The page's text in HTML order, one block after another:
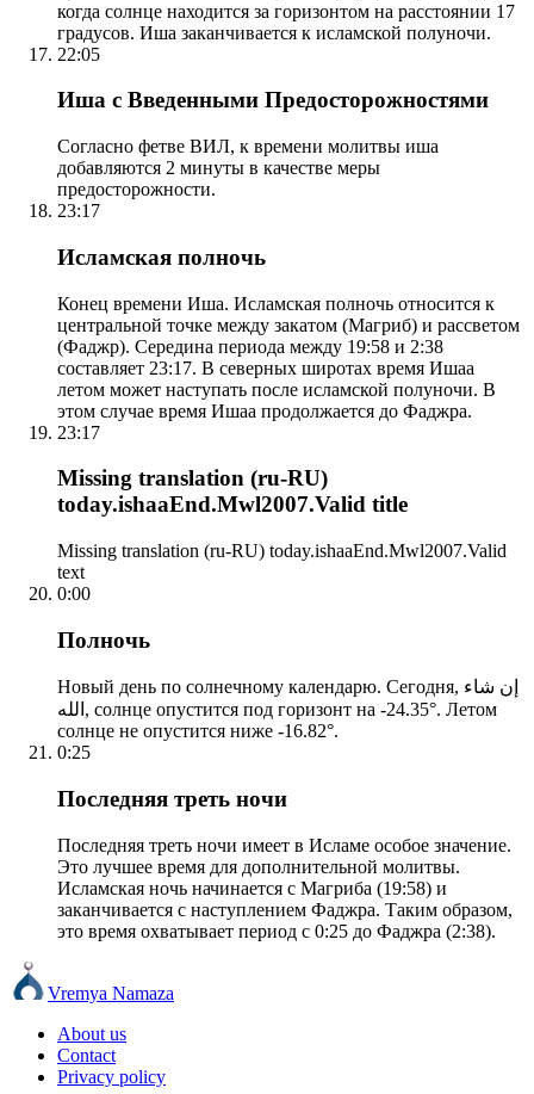
когда солнце находится за горизонтом на расстоянии 17
градусов. Иша заканчивается к исламской полуночи.
22:05
Иша с Введенными Предосторожностями
Согласно фетве ВИЛ, к времени молитвы иша
добавляются 2 минуты в качестве меры
предосторожности.
23:17
Исламская полночь
Конец времени Иша. Исламская полночь относится к
центральной точке между закатом (Магриб) и рассветом
(Фаджр). Середина периода между 19:58 и 2:38
составляет 23:17. В северных широтах время Ишаа
летом может наступать после исламской полуночи. В
этом случае время Ишаа продолжается до Фаджра.
23:17
Missing translation (ru-RU)
today.ishaaEnd.Mwl2007.Valid title
Missing translation (ru-RU) today.ishaaEnd.Mwl2007.Valid
text
0:00
Полночь
Новый день по солнечному календарю. Сегодня, إن شاء
الله, солнце опустится под горизонт на -24.35°. Летом
солнце не опустится ниже -16.82°.
0:25
Последняя треть ночи
Последняя треть ночи имеет в Исламе особое значение.
Это лучшее время для дополнительной молитвы.
Исламская ночь начинается с Магриба (19:58) и
заканчивается с наступлением Фаджра. Таким образом,
это время охватывает период с 0:25 до Фаджра (2:38).
Vremya Namaza
About us
Contact
Privacy policy